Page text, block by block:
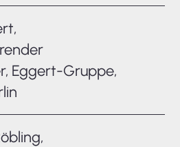
Eggert-Gruppe,